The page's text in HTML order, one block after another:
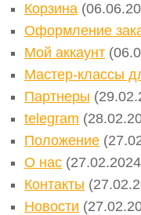
Корзина
Оформление
Мой аккаунт
Мастер-классы
Партнеры
telegram
Положение
О нас
Контакты
Новости